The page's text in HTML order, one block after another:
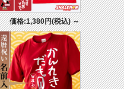
価格:1,380円(税込)～